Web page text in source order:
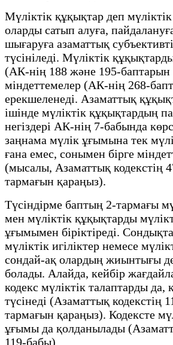
Мүліктік құқықтар деп мүліктік
оларды сатып алуға,
шығаруға азаматтық
түсініледі. Мүліктік
(АК-нің 188 және 195-
міндеттемелер (АК-нің 268-
ерекшеленеді. Азаматтық
ішінде мүліктік құқықтардың
негіздері АК-нің 7-бабында
заңнама мүлік ұғымына тек
ғана емес, сонымен бірге
(мысалы, Азаматтық кодекстің
тармағын қараңыз).
Түсіндірме баптың 2-тармағы
мен мүліктік құқықтарды
ұғымымен біріктіреді.
мүліктік игіліктер немесе
сондай-ақ олардың жиынтығы
болады. Алайда, кейбір
кодекс мүліктік талаптарды да,
түсінеді (Азаматтық кодекстің
тармағын қараңыз). Кодексте
ұғымы да қолданылады
119-бабы).